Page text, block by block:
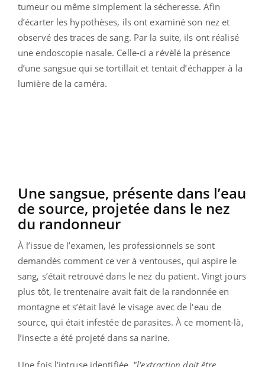
tumeur ou même simplement la sécheresse. Afin
d’écarter les hypothèses, ils ont examiné son nez et
observé des traces de sang. Par la suite, ils ont réalisé
une endoscopie nasale. Celle-ci a révèlé la présence
d’une sangsue qui se tortillait et tentait d’échapper à la
lumière de la caméra.
Une sangsue, présente dans l’eau
de source, projetée dans le nez
du randonneur
À l’issue de l’examen, les professionnels se sont
demandés comment ce ver à ventouses, qui aspire le
sang, s’était retrouvé dans le nez du patient. Vingt jours
plus tôt, le trentenaire avait fait de la randonnée en
montagne et s’était lavé le visage avec de l'eau de
source, qui était infestée de parasites. À ce moment-là,
l’insecte a été projeté dans sa narine.